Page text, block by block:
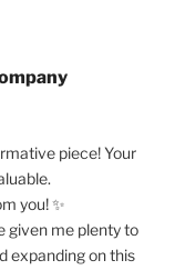
piece! Your
you! ✨
given me plenty to
expanding on this